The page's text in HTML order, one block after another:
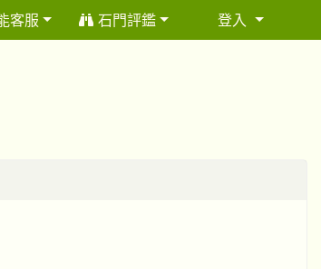
客服 石門評鑑 登入